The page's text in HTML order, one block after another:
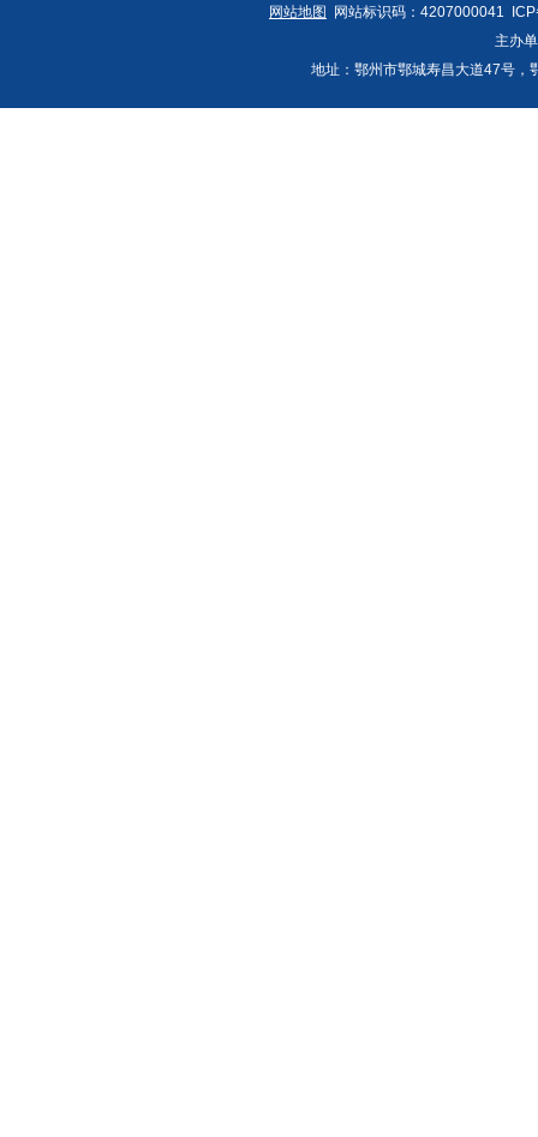
网站地图
网站标识码：4207000041
主办
地址：鄂州市鄂城寿昌大道47号